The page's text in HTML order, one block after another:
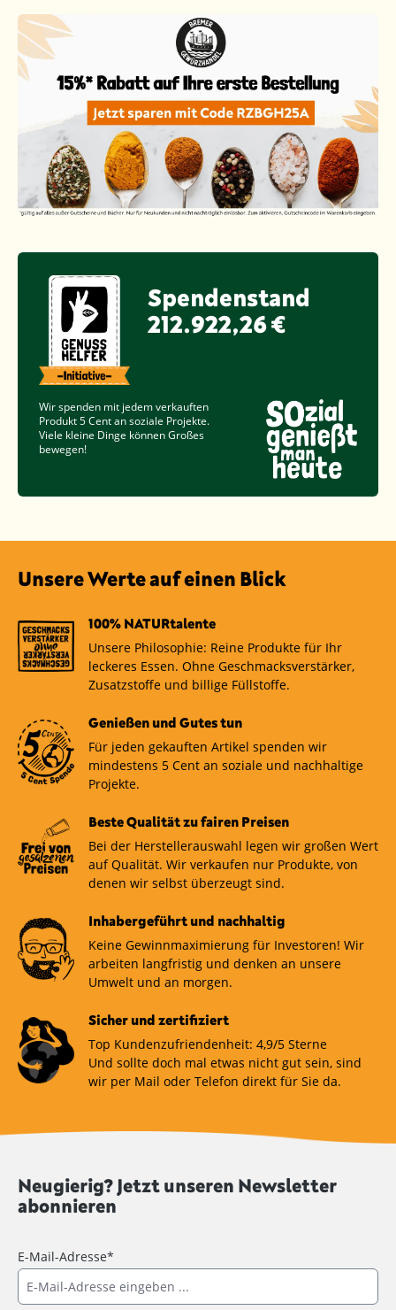
Spendenstand
212.922,26 €
Wir spenden mit jedem verkauften
Produkt5 Centan soziale Projekte.
Viele kleine Dinge können Großes
bewegen!
Unsere Werte auf einen Blick
100% NATURtalente
Unsere Philosophie: Reine Produkte für Ihr
leckeres Essen. Ohne Geschmacksverstärker,
Zusatzstoffe und billige Füllstoffe.
Genießen und Gutes tun
Für jeden gekauften Artikel spenden wir
mindestens 5 Cent an soziale und nachhaltige
Projekte.
Beste Qualität zu fairen Preisen
Bei der Herstellerauswahl legen wir großen Wert
auf Qualität. Wir verkaufen nur Produkte, von
denen wir selbst überzeugt sind.
Inhabergeführt und nachhaltig
Keine Gewinnmaximierung für Investoren! Wir
arbeiten langfristig und denken an unsere
Umwelt und an morgen.
Sicher und zertifiziert
Top Kundenzufriendenheit: 4,9/5 Sterne
Und sollte doch mal etwas nicht gut sein, sind
wir per Mail oder Telefon direkt für Sie da.
Neugierig? Jetzt unseren Newsletter
abonnieren
E-Mail-Adresse*